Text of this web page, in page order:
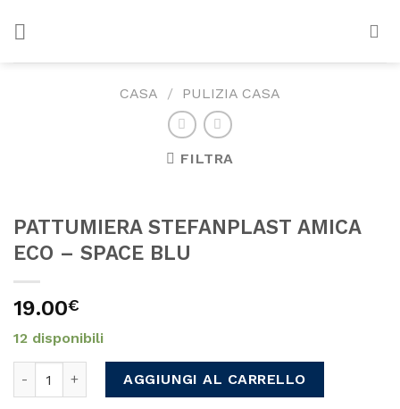
CASA / PULIZIA CASA
FILTRA
PATTUMIERA STEFANPLAST AMICA
ECO – SPACE BLU
19.00€
12 disponibili
AGGIUNGI AL CARRELLO